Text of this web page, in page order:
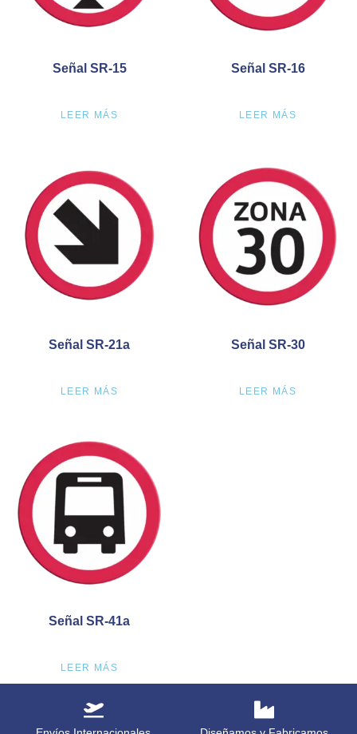
Señal SR-15
LEER MÁS
Señal SR-16
LEER MÁS
Señal SR-21a
LEER MÁS
Señal SR-30
LEER MÁS
Señal SR-41a
LEER MÁS